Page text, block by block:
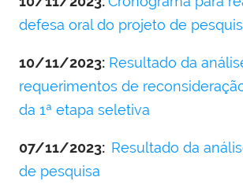
defesa oral do projeto de
10/11/2023: Resultado da
requerimentos de
da 1ª etapa seletiva
07/11/2023: Resultado da
de pesquisa